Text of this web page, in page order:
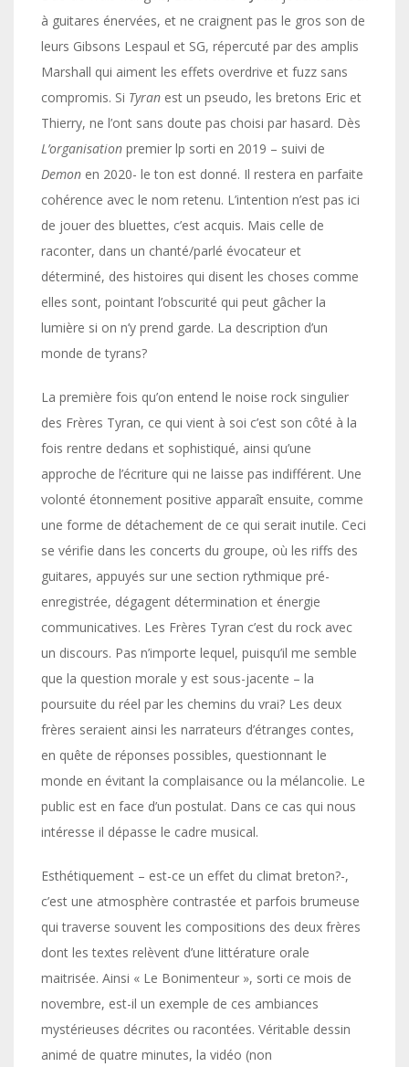
à guitares énervées, et ne craignent pas le gros son de
leurs Gibsons Lespaul et SG, répercuté par des amplis
Marshall qui aiment les effets overdrive et fuzz sans
compromis. Si Tyran est un pseudo, les bretons Eric et
Thierry, ne l’ont sans doute pas choisi par hasard. Dès
L’organisation premier lp sorti en 2019 – suivi de
Demon en 2020- le ton est donné. Il restera en parfaite
cohérence avec le nom retenu. L’intention n’est pas ici
de jouer des bluettes, c’est acquis. Mais celle de
raconter, dans un chanté/parlé évocateur et
déterminé, des histoires qui disent les choses comme
elles sont, pointant l’obscurité qui peut gâcher la
lumière si on n’y prend garde. La description d’un
monde de tyrans?
La première fois qu’on entend le noise rock singulier
des Frères Tyran, ce qui vient à soi c’est son côté à la
fois rentre dedans et sophistiqué, ainsi qu’une
approche de l’écriture qui ne laisse pas indifférent. Une
volonté étonnement positive apparaît ensuite, comme
une forme de détachement de ce qui serait inutile. Ceci
se vérifie dans les concerts du groupe, où les riffs des
guitares, appuyés sur une section rythmique pré-
enregistrée, dégagent détermination et énergie
communicatives. Les Frères Tyran c’est du rock avec
un discours. Pas n’importe lequel, puisqu’il me semble
que la question morale y est sous-jacente – la
poursuite du réel par les chemins du vrai? Les deux
frères seraient ainsi les narrateurs d’étranges contes,
en quête de réponses possibles, questionnant le
monde en évitant la complaisance ou la mélancolie. Le
public est en face d’un postulat. Dans ce cas qui nous
intéresse il dépasse le cadre musical.
Esthétiquement – est-ce un effet du climat breton?-,
c’est une atmosphère contrastée et parfois brumeuse
qui traverse souvent les compositions des deux frères
dont les textes relèvent d’une littérature orale
maitrisée. Ainsi « Le Bonimenteur », sorti ce mois de
novembre, est-il un exemple de ces ambiances
mystérieuses décrites ou racontées. Véritable dessin
animé de quatre minutes, la vidéo (non